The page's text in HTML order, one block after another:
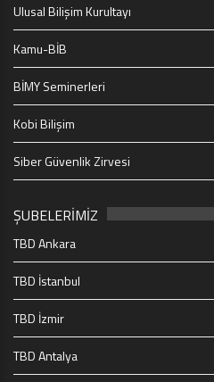
Ulusal Bilişim Kurultayı
Kamu-BİB
BİMY Seminerleri
Kobi Bilişim
Siber Güvenlik Zirvesi
ŞUBELERİMİZ
TBD Ankara
TBD İstanbul
TBD İzmir
TBD Antalya